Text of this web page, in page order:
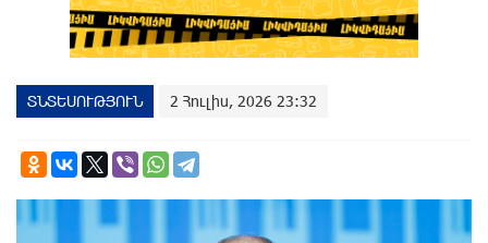
ՏՆՏԵՍՈՒԹՅՈՒՆ 2 Հուլիս, 2026 23:32